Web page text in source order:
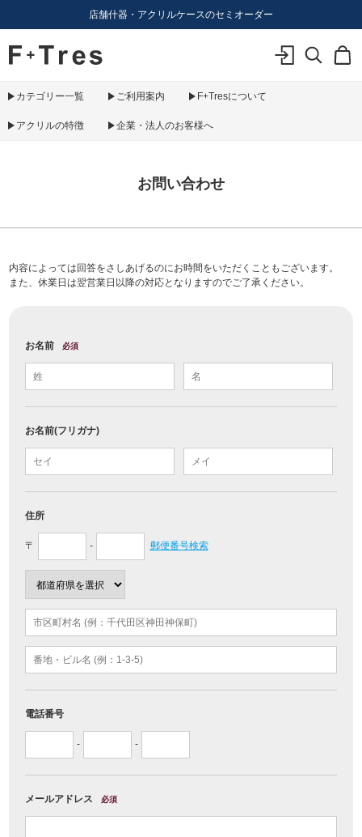
F+Tres｜エフ プラス トレス｜material figure experience
店舗什器・アクリルケースのセミオーダー
カテゴリー一覧 ご利用案内 F+Tresについて
アクリルの特徴 企業・法人のお客様へ
お問い合わせ
内容によっては回答をさしあげるのにお時間をいただくこともございます。
また、休業日は翌営業日以降の対応となりますのでご了承ください。
お名前 必須
お名前(フリガナ)
住所
〒 - 郵便番号検索
電話番号
- -
メールアドレス 必須